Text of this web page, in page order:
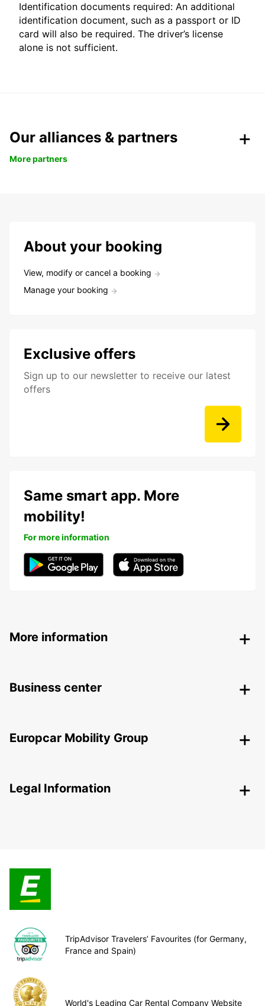
Identification documents required: An additional
identification document, such as a passport or ID
card will also be required. The driver’s license
alone is not sufficient.
Our alliances & partners
More partners
About your booking
View, modify or cancel a booking
Manage your booking
Exclusive offers
Sign up to our newsletter to receive our latest
offers
Same smart app. More
mobility!
For more information
More information
Business center
Europcar Mobility Group
Legal Information
TripAdvisor Travelers’ Favourites (for Germany,
France and Spain)
World's Leading Car Rental Company Website